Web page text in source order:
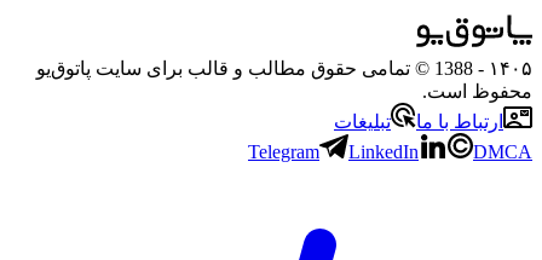
۱۴۰۵
- 1388 © تمامی حقوق مطالب و قالب برای سایت پاتوق‌یو
محفوظ است.
ارتباط با ما
تبلیغات
Telegram
LinkedIn DMCA